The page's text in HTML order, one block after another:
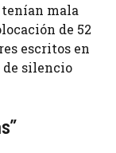
tenían mala
de 52
escritos en
de silencio